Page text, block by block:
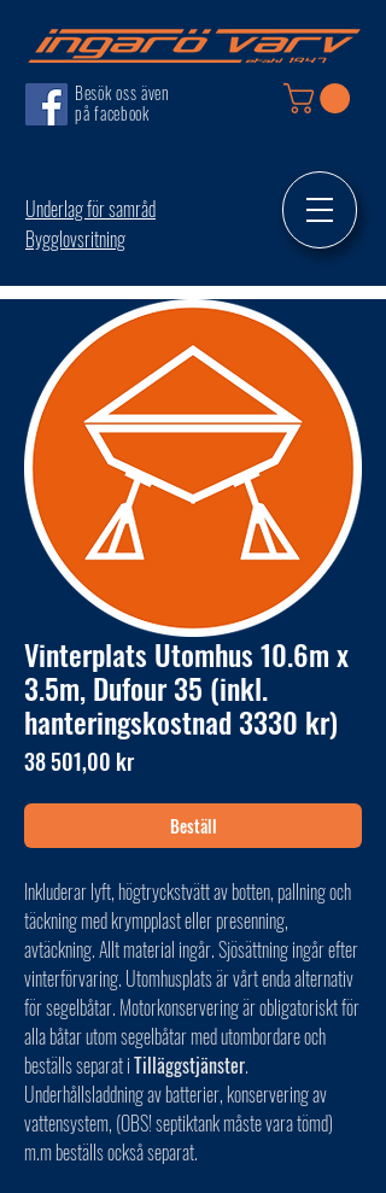
Besök oss även
på facebook
Underlag för samråd
Bygglovsritning
Vinterplats Utomhus 10.6m x
3.5m, Dufour 35 (inkl.
hanteringskostnad 3330 kr)
38 501,00 krPris
Beställ
Inkluderar lyft, högtryckstvätt av botten, pallning och
täckning med krympplast eller presenning,
avtäckning. Allt material ingår. Sjösättning ingår efter
vinterförvaring. Utomhusplats är vårt enda alternativ
för segelbåtar. Motorkonservering är obligatoriskt för
alla båtar utom segelbåtar med utombordare och
beställs separat iTilläggstjänster.
Underhållsladdning av batterier, konservering av
vattensystem, (OBS! septiktank måste vara tömd)
m.m beställs också separat.